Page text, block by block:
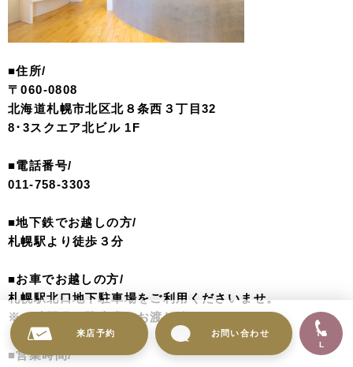
■住所/
〒060-0808
北海道札幌市北区北８条西３丁目32
8･3スクエア北ビル 1F
■電話番号/
011-758-3303
■地下鉄でお越しの方/
札幌駅より徒歩３分
■お車でお越しの方/
札幌駅北口地下駐車場をご利用くださいませ。
※１時間分の駐車券をお渡し致します。
■営業時間/
来店予約 お問い合わせ
TE
L